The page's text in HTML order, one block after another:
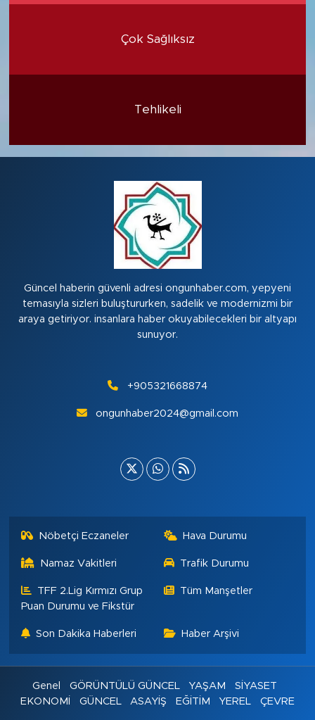
Çok Sağlıksız
Tehlikeli
Güncel haberin güvenli adresi ongunhaber.com, yepyeni
temasıyla sizleri buluştururken, sadelik ve modernizmi bir
araya getiriyor. insanlara haber okuyabilecekleri bir altyapı
sunuyor.
+905321668874
ongunhaber2024@gmail.com
Nöbetçi Eczaneler Hava Durumu
Namaz Vakitleri Trafik Durumu
TFF 2.Lig Kırmızı Grup
Puan Durumu ve Fikstür
Tüm Manşetler
Son Dakika Haberleri Haber Arşivi
Genel GÖRÜNTÜLÜ GÜNCEL YAŞAM
SİYASET
EKONOMİ
GÜNCEL ASAYİŞ EĞİTİM YEREL ÇEVRE